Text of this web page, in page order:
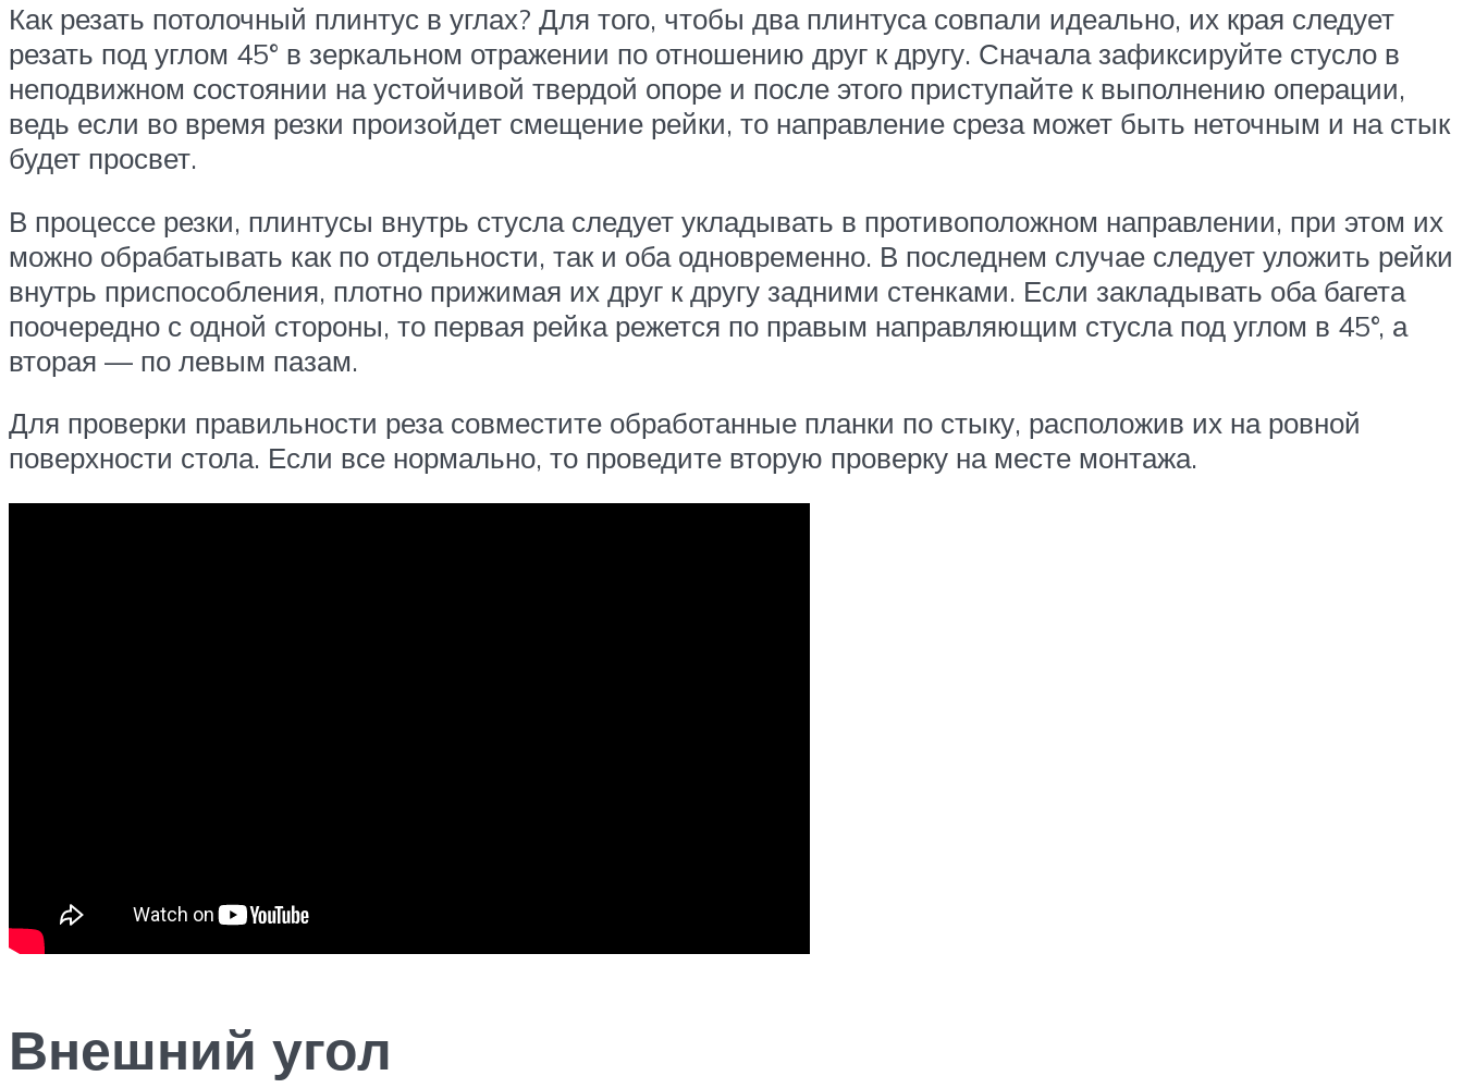
Как резать потолочный плинтус в углах? Для того, чтобы два плинтуса совпали идеально, их края следует
резать под углом 45° в зеркальном отражении по отношению друг к другу. Сначала зафиксируйте стусло в
неподвижном состоянии на устойчивой твердой опоре и после этого приступайте к выполнению операции,
ведь если во время резки произойдет смещение рейки, то направление среза может быть неточным и на стык
будет просвет.
В процессе резки, плинтусы внутрь стусла следует укладывать в противоположном направлении, при этом их
можно обрабатывать как по отдельности, так и оба одновременно. В последнем случае следует уложить рейки
внутрь приспособления, плотно прижимая их друг к другу задними стенками. Если закладывать оба багета
поочередно с одной стороны, то первая рейка режется по правым направляющим стусла под углом в 45°, а
вторая — по левым пазам.
Для проверки правильности реза совместите обработанные планки по стыку, расположив их на ровной
поверхности стола. Если все нормально, то проведите вторую проверку на месте монтажа.
Внешний угол